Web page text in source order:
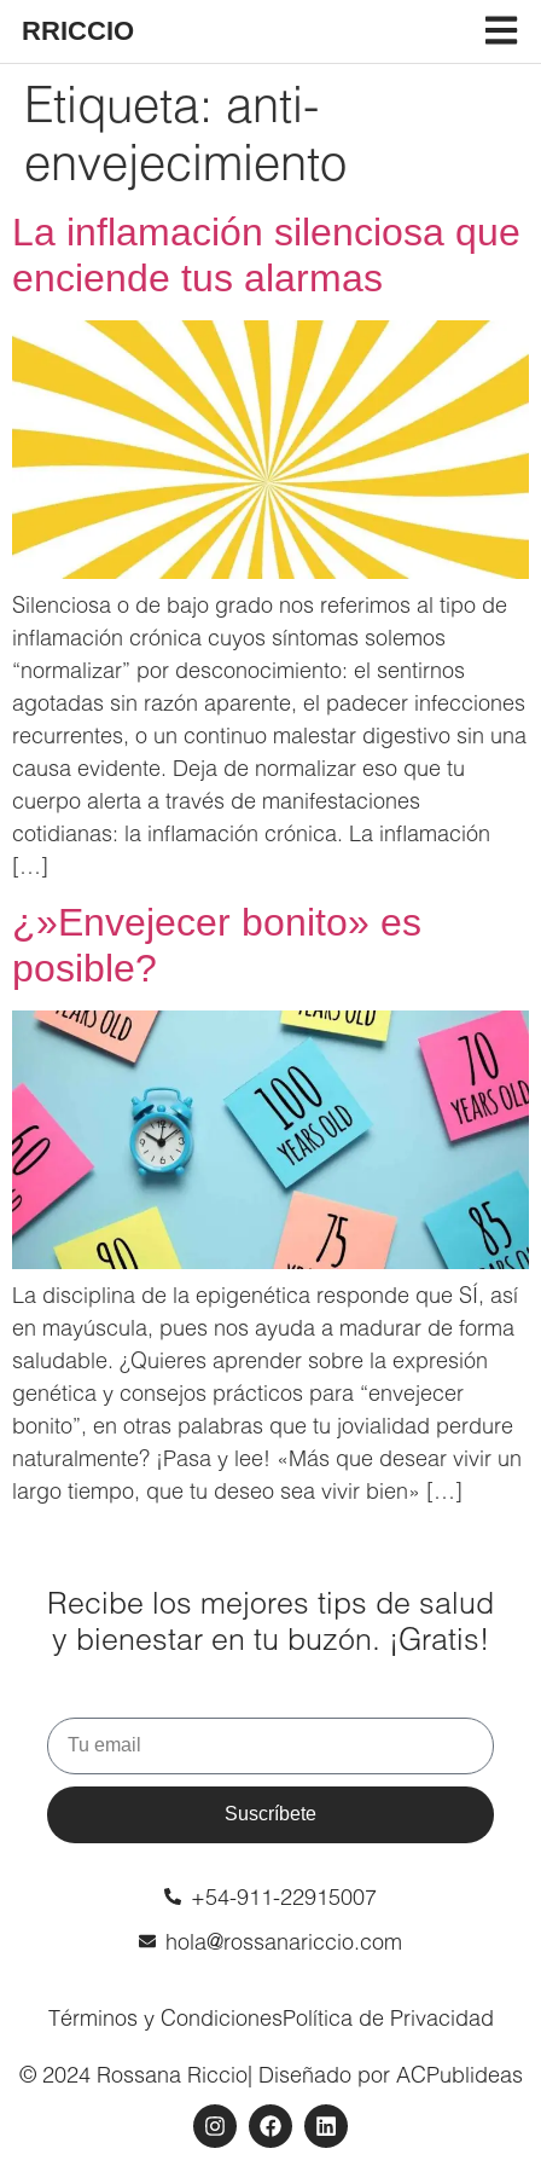
RRICCIO
Etiqueta: anti-
envejecimiento
La inflamación silenciosa que
enciende tus alarmas
Silenciosa o de bajo grado nos referimos al tipo de
inflamación crónica cuyos síntomas solemos
“normalizar” por desconocimiento: el sentirnos
agotadas sin razón aparente, el padecer infecciones
recurrentes, o un continuo malestar digestivo sin una
causa evidente. Deja de normalizar eso que tu
cuerpo alerta a través de manifestaciones
cotidianas: la inflamación crónica. La inflamación
[…]
¿»Envejecer bonito» es
posible?
La disciplina de la epigenética responde que SÍ, así
en mayúscula, pues nos ayuda a madurar de forma
saludable. ¿Quieres aprender sobre la expresión
genética y consejos prácticos para “envejecer
bonito”, en otras palabras que tu jovialidad perdure
naturalmente? ¡Pasa y lee! «Más que desear vivir un
largo tiempo, que tu deseo sea vivir bien» […]
Recibe los mejores tips de salud
y bienestar en tu buzón. ¡Gratis!
Suscríbete
+54-911-22915007
hola@rossanariccio.com
Términos y CondicionesPolítica de Privacidad
© 2024 Rossana Riccio| Diseñado por ACPublideas